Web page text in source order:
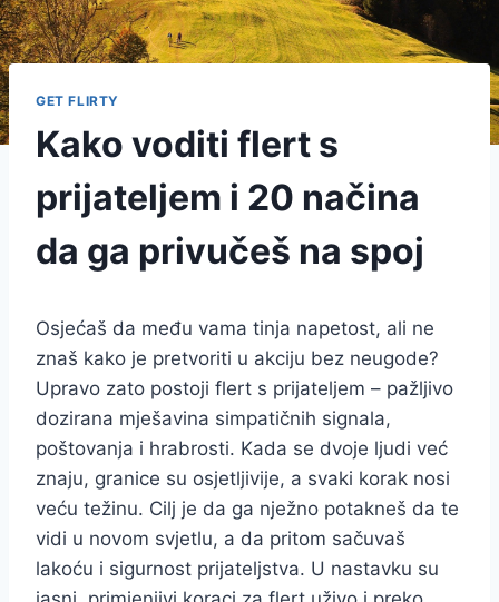
GET FLIRTY
Kako voditi flert s
prijateljem i 20 načina
da ga privučeš na spoj
Osjećaš da među vama tinja napetost, ali ne
znaš kako je pretvoriti u akciju bez neugode?
Upravo zato postoji flert s prijateljem – pažljivo
dozirana mješavina simpatičnih signala,
poštovanja i hrabrosti. Kada se dvoje ljudi već
znaju, granice su osjetljivije, a svaki korak nosi
veću težinu. Cilj je da ga nježno potakneš da te
vidi u novom svjetlu, a da pritom sačuvaš
lakoću i sigurnost prijateljstva. U nastavku su